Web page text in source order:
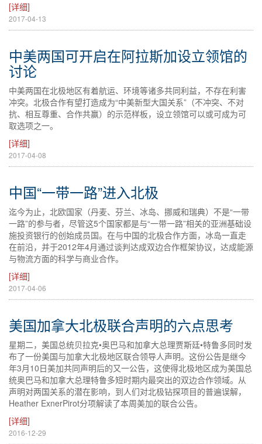
[详细]
2017-04-13
中美两国可开启在阿拉斯加设立领馆的
讨论
中美两国在北极地区有着航运、环境等诸多共同利益，不存在利害
冲突。北极合作有望打造成为“中美新型大国关系”（不冲突、不对
抗、相互尊重、合作共赢）的示范样板，设立领馆可以或可成为可
取选项之一。
[详细]
2017-04-08
中国“一带一路”进入北极
迄今为止，北欧国家（丹麦、芬兰、冰岛、挪威和瑞典）不是“一带
一路”的参与者，尽管这5个国家都是与“一带一路”相关的亚洲基础设
施投资银行的创始成员国。在与中国的北极合作方面，冰岛一直走
在前沿，并于2012年4月通过谈判达成双边合作框架协议，达成能源
与物流方面的科学与商业合作。
[详细]
2017-04-06
美国加拿大北极联合声明的六点思考
星期二，美国总统贝拉克•奥巴马和加拿大总理贾斯廷•特鲁多同时发
布了一份美国与加拿大北极地区联合领导人声明。这份公告是继今
年3月10日美加共同声明后的又一公告，这使得北极地区成为美国总
统奥巴马和加拿大总理特鲁多短时期内最突出的双边合作领域。从
声明对两国关系的潜在影响，到人们对北极钻探项目的普遍误解，
Heather ExnerPirot分项解读了本周美加的联合公告。
[详细]
2016-12-29